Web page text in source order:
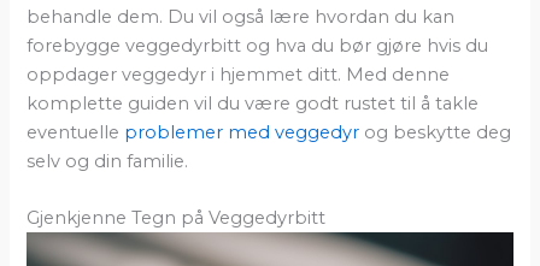
behandle dem. Du vil også lære hvordan du kan
forebygge veggedyrbitt og hva du bør gjøre hvis du
oppdager veggedyr i hjemmet ditt. Med denne
komplette guiden vil du være godt rustet til å takle
eventuelle problemer med veggedyr og beskytte deg
selv og din familie.
Gjenkjenne Tegn på Veggedyrbitt